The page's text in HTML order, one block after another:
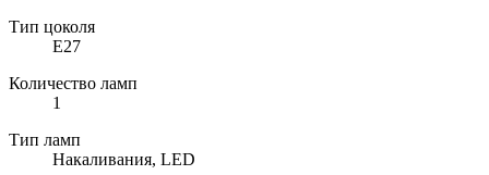
Тип цоколя
E27
Количество ламп
1
Тип ламп
Накаливания, LED